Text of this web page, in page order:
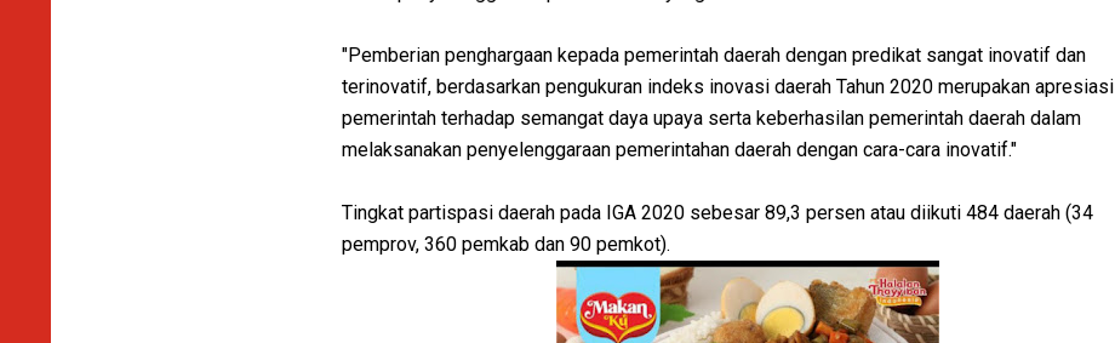
"Pemberian penghargaan kepada pemerintah daerah dengan predikat sangat inovatif dan
terinovatif, berdasarkan pengukuran indeks inovasi daerah Tahun 2020 merupakan apresiasi
pemerintah terhadap semangat daya upaya serta keberhasilan pemerintah daerah dalam
melaksanakan penyelenggaraan pemerintahan daerah dengan cara-cara inovatif."
Tingkat partispasi daerah pada IGA 2020 sebesar 89,3 persen atau diikuti 484 daerah (34
pemprov, 360 pemkab dan 90 pemkot).